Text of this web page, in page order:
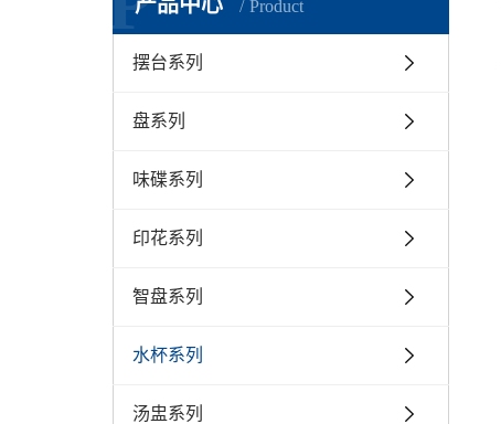
Product
摆台系列
盘系列
味碟系列
印花系列
智盘系列
水杯系列
汤盅系列